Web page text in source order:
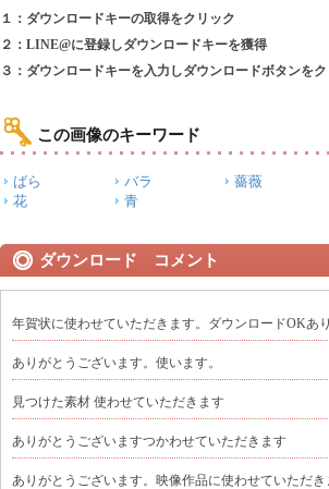
１：ダウンロードキーの取得をクリック
２：LINE@に登録しダウンロードキーを獲得
３：ダウンロードキーを入力しダウンロードボタンを
この画像のキーワード
ばら バラ 薔薇
花
青
ダウンロード コメント
年賀状に使わせていただきます。ダウンロードOKあ
ありがとうございます。使います。
見つけた素材 使わせていただきます
ありがとうございますつかわせていただきます
ありがとうございます。映像作品に使わせていただき